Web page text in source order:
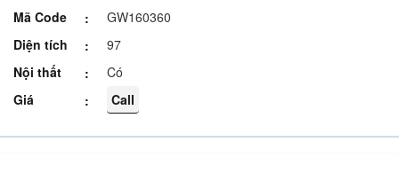
Mã Code
GW160360
Diện tích
97
Nội thất
Có
Giá
Call